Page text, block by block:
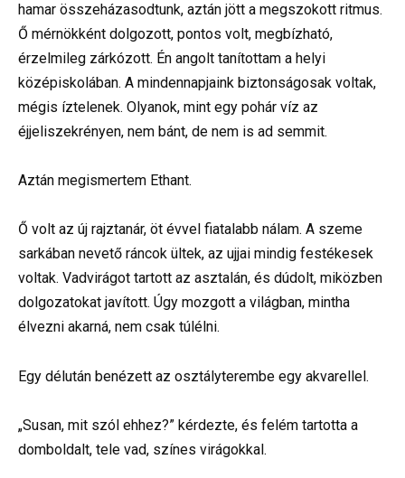
hamar összeházasodtunk, aztán jött a megszokott ritmus.
Ő mérnökként dolgozott, pontos volt, megbízható,
érzelmileg zárkózott. Én angolt tanítottam a helyi
középiskolában. A mindennapjaink biztonságosak voltak,
mégis íztelenek. Olyanok, mint egy pohár víz az
éjjeliszekrényen, nem bánt, de nem is ad semmit.
Aztán megismertem Ethant.
Ő volt az új rajztanár, öt évvel fiatalabb nálam. A szeme
sarkában nevető ráncok ültek, az ujjai mindig festékesek
voltak. Vadvirágot tartott az asztalán, és dúdolt, miközben
dolgozatokat javított. Úgy mozgott a világban, mintha
élvezni akarná, nem csak túlélni.
Egy délután benézett az osztályterembe egy akvarellel.
„Susan, mit szól ehhez?” kérdezte, és felém tartotta a
domboldalt, tele vad, színes virágokkal.